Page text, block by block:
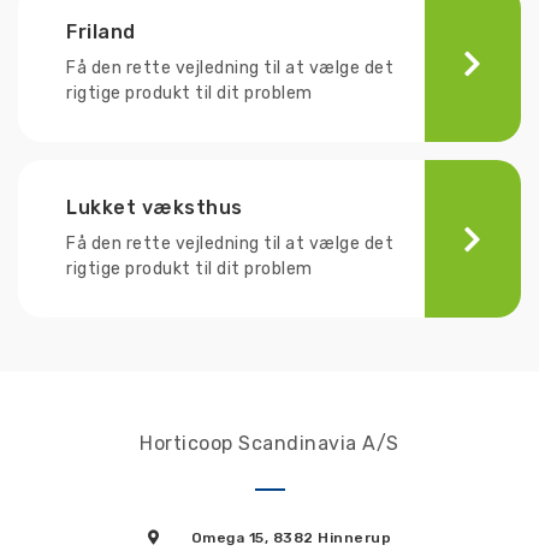
Friland
Få den rette vejledning til at vælge det
rigtige produkt til dit problem
Lukket væksthus
Få den rette vejledning til at vælge det
rigtige produkt til dit problem
Horticoop Scandinavia A/S
Omega 15, 8382 Hinnerup